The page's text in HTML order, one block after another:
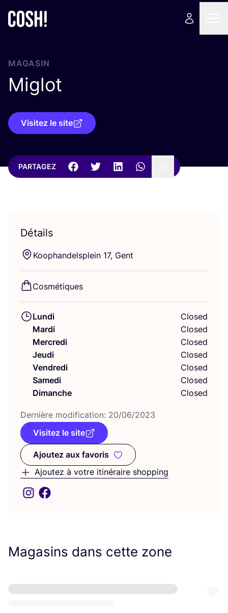
MAGASIN
Miglot
Visitez le site
PARTAGEZ
Détails
Koo­phan­dels­plein 17, Gent
Cos­mé­tiques
Lundi
Closed
Mardi
Closed
Mercredi
Closed
Jeudi
Closed
Vendredi
Closed
Samedi
Closed
Dimanche
Closed
Der­nière modi­fi­ca­tion: 20/06/2023
Visitez le site
Ajoutez aux favoris
Ajoutez aux favoris
Ajoutez à votre itinéraire shopping
Magasins dans cette zone